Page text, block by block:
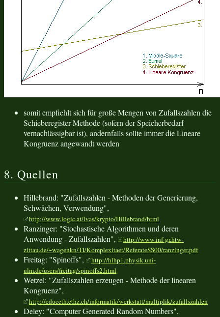
somit empfiehlt sich für große Mengen von Zufallszahlen die
Schieberegister-Methode (sofern der Speicherbedarf
vernachlässigbar ist), andernfalls sollte immer die Lineare
Kongruenz angewandt werden
8. Quellen
Hillebrand: "Zufallszahlen - Methoden der Generierung,
Schwächen, Verwendung",
http://www.logic.at/lvas/krypto/Hillebrand/html
Ranzinger: "Stochastische Algorithmen und deren
Anwendung - Zufallszahlen",
http://www.inf-gr.htw-
zittau.de/~wagenkn/TI/Komplexitaet/ReferateSS00/ranzinger.pdf
Freitag: "Spinoffs",
http://hlhp1.physik.uni-
ulm.de/users/freitag/spinoffs2.html
Wetzel: "Zufallszahlen erzeugen - Methode der linearen
Kongruenz",
http://educeth.ethz.ch/informatik/werkstatt/multiplik/zufallszahlen
Deley: "Computer Generated Random Numbers",